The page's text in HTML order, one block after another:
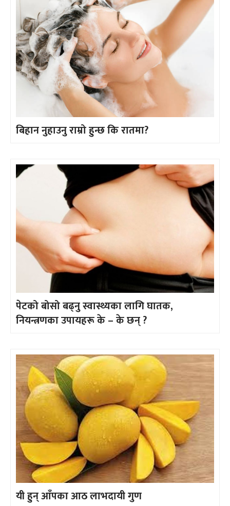
बिहान नुहाउनु राम्रो हुन्छ कि रातमा?
पेटको बोसो बढ्नु स्वास्थ्यका लागि घातक,
नियन्त्रणका उपायहरू के – के छन् ?
यी हुन् आँपका आठ लाभदायी गुण